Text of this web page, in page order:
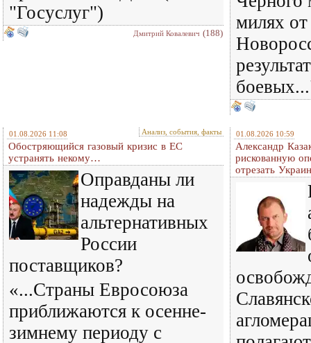
"Госуслуг")
Дмитрий Ковалевич (188)
милях от
01.08.2026 11:08 Анализ, события, факты
Обостряющийся газовый кризис в ЕС
устранять некому…
Оправданы ли
надежды на
альтернативных
России
поставщиков?
«...Страны Евросоюза
приближаются к осенне-
зимнему периоду с
01.08.2026 10:59
Александр
рискованную
отрезать